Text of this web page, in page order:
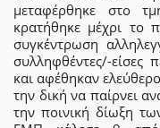
μεταφέρθηκε στο
κρατήθηκε μέχρι το
συγκέντρωση
συλληφθέντες/-είσες
και αφέθηκαν
την δική να παίρνει
την ποινική δίωξη